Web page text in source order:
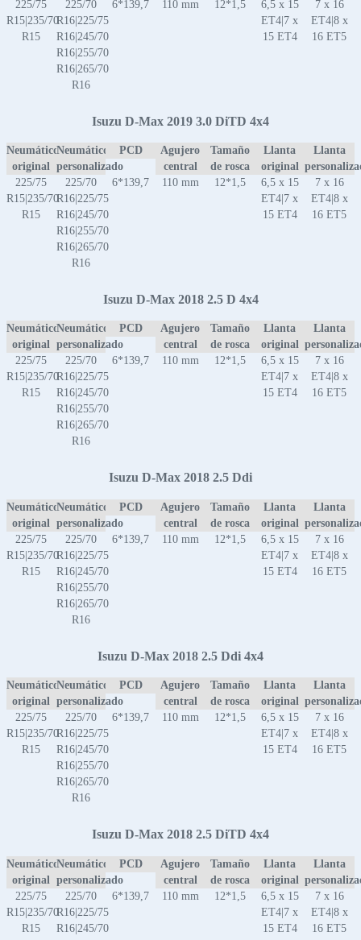
225/75
R15|235/70
R15
225/70
R16|225/75
R16|245/70
R16|255/70
R16|265/70
R16
6*139,7 110 mm 12*1,5
6,5 x 15
ET4|7 x
15 ET4
7 x 16
ET4|8 x
16 ET5
Isuzu D-Max 2019 3.0 DiTD 4x4
Neumático
original
Neumático
personalizado
PCD
Agujero
central
Tamaño
de rosca
Llanta
original
Llanta
225/75
R15|235/70
R15
225/70
R16|225/75
R16|245/70
R16|255/70
R16|265/70
R16
6*139,7 110 mm 12*1,5
6,5 x 15
ET4|7 x
15 ET4
7 x 16
ET4|8 x
16 ET5
Isuzu D-Max 2018 2.5 D 4x4
Neumático
original
Neumático
personalizado
PCD
Agujero
central
Tamaño
de rosca
Llanta
original
Llanta
225/75
R15|235/70
R15
225/70
R16|225/75
R16|245/70
R16|255/70
R16|265/70
R16
6*139,7 110 mm 12*1,5
6,5 x 15
ET4|7 x
15 ET4
7 x 16
ET4|8 x
16 ET5
Isuzu D-Max 2018 2.5 Ddi
Neumático
original
Neumático
personalizado
PCD
Agujero
central
Tamaño
de rosca
Llanta
original
Llanta
225/75
R15|235/70
R15
225/70
R16|225/75
R16|245/70
R16|255/70
R16|265/70
R16
6*139,7 110 mm 12*1,5
6,5 x 15
ET4|7 x
15 ET4
7 x 16
ET4|8 x
16 ET5
Isuzu D-Max 2018 2.5 Ddi 4x4
Neumático
original
Neumático
personalizado
PCD
Agujero
central
Tamaño
de rosca
Llanta
original
Llanta
225/75
R15|235/70
R15
225/70
R16|225/75
R16|245/70
R16|255/70
R16|265/70
R16
6*139,7 110 mm 12*1,5
6,5 x 15
ET4|7 x
15 ET4
7 x 16
ET4|8 x
16 ET5
Isuzu D-Max 2018 2.5 DiTD 4x4
Neumático
original
Neumático
personalizado
PCD
Agujero
central
Tamaño
de rosca
Llanta
original
Llanta
225/75
R15|235/70
R15
225/70
R16|225/75
R16|245/70
6*139,7 110 mm 12*1,5
6,5 x 15
ET4|7 x
15 ET4
7 x 16
ET4|8 x
16 ET5